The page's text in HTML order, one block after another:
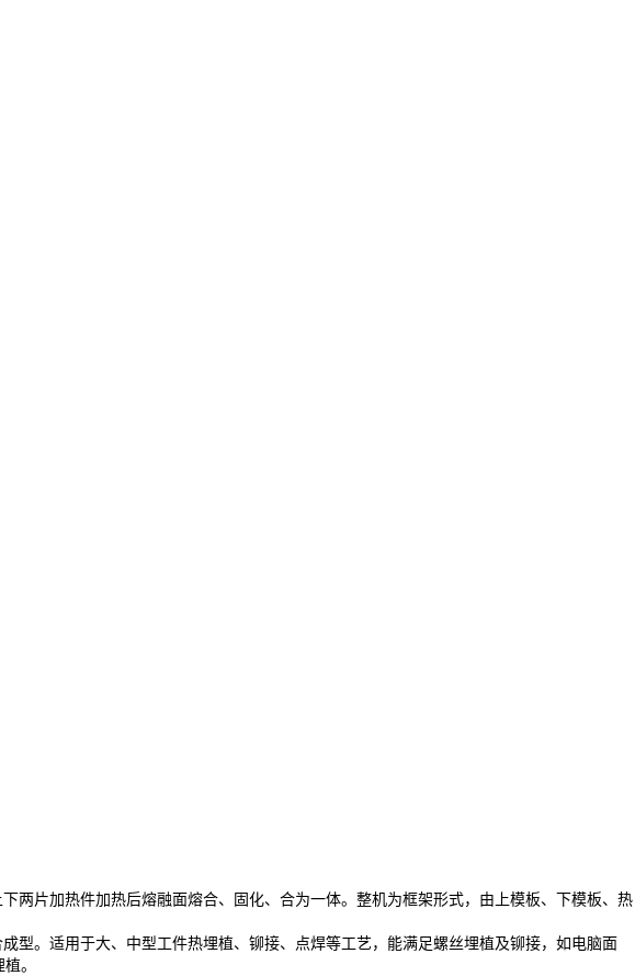
两片加热件加热后熔融面熔合、固化、合为一体。整机为框架形式，由上模板、下模板、热
型。适用于大、中型工件热埋植、铆接、点焊等工艺，能满足螺丝埋植及铆接，如电脑面
。